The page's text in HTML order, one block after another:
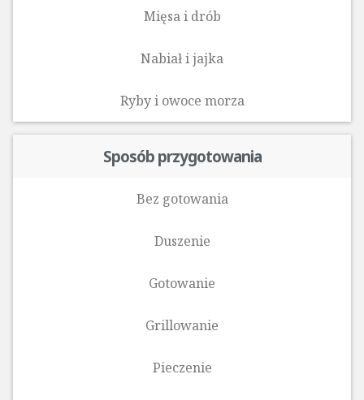
Mięsa i drób
Nabiał i jajka
Ryby i owoce morza‎
Sposób przygotowania
Bez gotowania
Duszenie
Gotowanie
Grillowanie
Pieczenie